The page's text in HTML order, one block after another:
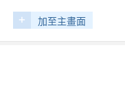
+ 加至主畫面